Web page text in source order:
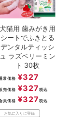
犬猫用 歯みがき用
シートでふきとる
デンタルティッシ
ュ ラズベリーミン
ト 30枚
常価格 ¥327
売価格 ¥327 税込
員価格 ¥327 税込
お気に入りに登録